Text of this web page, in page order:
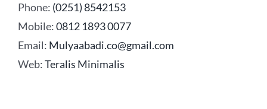
Phone: (0251) 8542153
Mobile:0812 1893 0077
Email: Mulyaabadi.co@gmail.com
Web:Teralis Minimalis